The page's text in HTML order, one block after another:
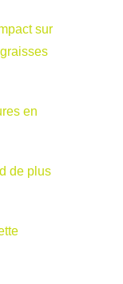
sur
en
de plus